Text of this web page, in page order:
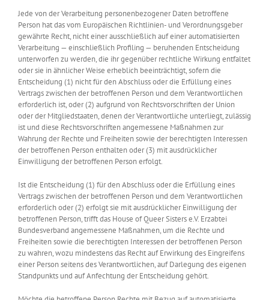
Jede von der Verarbeitung personenbezogener Daten betroffene
Person hat das vom Europäischen Richtlinien- und Verordnungsgeber
gewährte Recht, nicht einer ausschließlich auf einer automatisierten
Verarbeitung — einschließlich Profiling — beruhenden Entscheidung
unterworfen zu werden, die ihr gegenüber rechtliche Wirkung entfaltet
oder sie in ähnlicher Weise erheblich beeinträchtigt, sofern die
Entscheidung (1) nicht für den Abschluss oder die Erfüllung eines
Vertrags zwischen der betroffenen Person und dem Verantwortlichen
erforderlich ist, oder (2) aufgrund von Rechtsvorschriften der Union
oder der Mitgliedstaaten, denen der Verantwortliche unterliegt, zulässig
ist und diese Rechtsvorschriften angemessene Maßnahmen zur
Wahrung der Rechte und Freiheiten sowie der berechtigten Interessen
der betroffenen Person enthalten oder (3) mit ausdrücklicher
Einwilligung der betroffenen Person erfolgt.
Ist die Entscheidung (1) für den Abschluss oder die Erfüllung eines
Vertrags zwischen der betroffenen Person und dem Verantwortlichen
erforderlich oder (2) erfolgt sie mit ausdrücklicher Einwilligung der
betroffenen Person, trifft das House of Queer Sisters e.V. Erzabtei
Bundesverband angemessene Maßnahmen, um die Rechte und
Freiheiten sowie die berechtigten Interessen der betroffenen Person
zu wahren, wozu mindestens das Recht auf Erwirkung des Eingreifens
einer Person seitens des Verantwortlichen, auf Darlegung des eigenen
Standpunkts und auf Anfechtung der Entscheidung gehört.